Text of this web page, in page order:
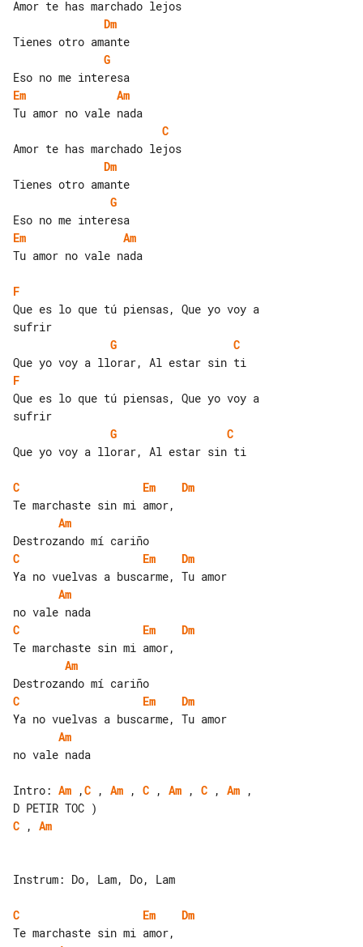
Dm
G
Em
Am
C
Dm
G
Em
Am
Tu amor no vale nada
F
Que es lo que tú piensas, Que yo voy a
G
C
F
Que es lo que tú piensas, Que yo voy a
G
C
Que yo voy a llorar, Al estar sin ti
C Em
Dm
Am
C
Em
Dm
Am
C
Em
Dm
Am
C
Em
Dm
Am
no vale nada
Intro: Am ,C , Am , C , Am , C , Am ,
C , Am
Instrum: Do, Lam, Do, Lam
C Em
Dm